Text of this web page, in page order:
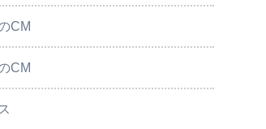
CM
CM